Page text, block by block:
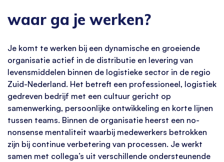
waar ga je werken?
Je komt te werken bij een dynamische en groeiende
organisatie actief in de distributie en levering van
levensmiddelen binnen de logistieke sector in de regio
Zuid-Nederland. Het betreft een professioneel, logistiek
gedreven bedrijf met een cultuur gericht op
samenwerking, persoonlijke ontwikkeling en korte lijnen
tussen teams. Binnen de organisatie heerst een no-
nonsense mentaliteit waarbij medewerkers betrokken
zijn bij continue verbetering van processen. Je werkt
samen met collega’s uit verschillende ondersteunende